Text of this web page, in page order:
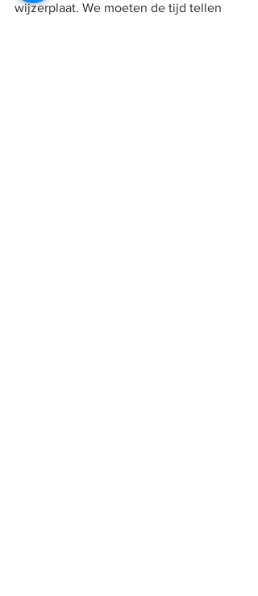
wijzerplaat. We moeten de tijd tellen